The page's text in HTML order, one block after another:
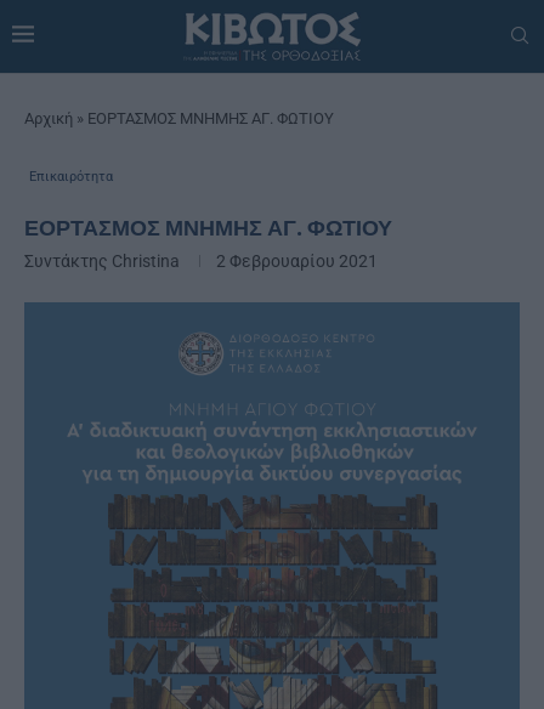
Αρχική » ΕΟΡΤΑΣΜΟΣ ΜΝΗΜΗΣ ΑΓ. ΦΩΤΙΟΥ
Επικαιρότητα
ΕΟΡΤΑΣΜΟΣ ΜΝΗΜΗΣ ΑΓ. ΦΩΤΙΟΥ
Συντάκτης Christina 2 Φεβρουαρίου 2021